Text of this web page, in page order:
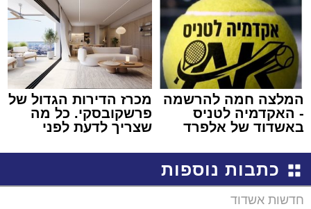
המלצה חמה להרשמה
- האקדמיה לטניס
באשדוד של אלפרד
מכרז הדירות הגדול של
פרשקובסקי. כל מה
שצריך לדעת לפני
באשדוד
כתבות נוספות
חדשות אשדוד